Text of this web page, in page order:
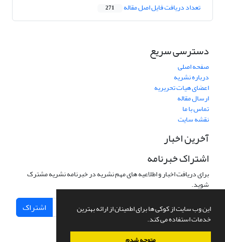
این وب سایت از کوکی ها برای اطمینان از ارائه بهترین
خدمات استفاده می کند.
تعداد دریافت فایل اصل مقاله 271
دسترسی سریع
صفحه اصلی
درباره نشریه
اعضای هیات تحریریه
ارسال مقاله
تماس با ما
نقشه سایت
آخرین اخبار
اشتراک خبرنامه
برای دریافت اخبار و اطلاعیه های مهم نشریه در خبرنامه نشریه مشترک
شوید.
اشتراک